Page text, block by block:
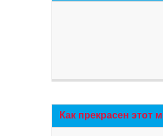
Как прекрасен этот